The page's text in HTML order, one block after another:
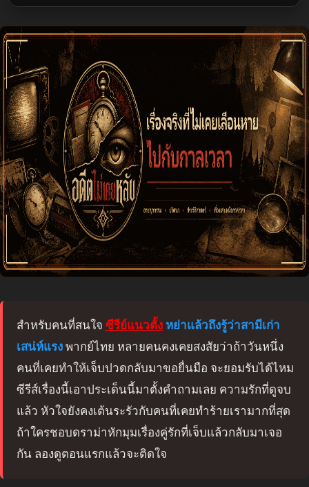
สำหรับคนที่สนใจ ซีรีย์แนวตั้ง หย่าแล้วถึงรู้ว่าสามีเก่า
เสน่ห์แรง พากย์ไทย หลายคนคงเคยสงสัยว่าถ้าวันหนึ่ง
คนที่เคยทำให้เจ็บปวดกลับมาขอยื่นมือ จะยอมรับได้ไหม
ซีรีส์เรื่องนี้เอาประเด็นนี้มาตั้งคำถามเลย ความรักที่ดูจบ
แล้ว หัวใจยังคงเต้นระรัวกับคนที่เคยทำร้ายเรามากที่สุด
ถ้าใครชอบดราม่าหักมุมเรื่องคู่รักที่เจ็บแล้วกลับมาเจอ
กัน ลองดูตอนแรกแล้วจะติดใจ